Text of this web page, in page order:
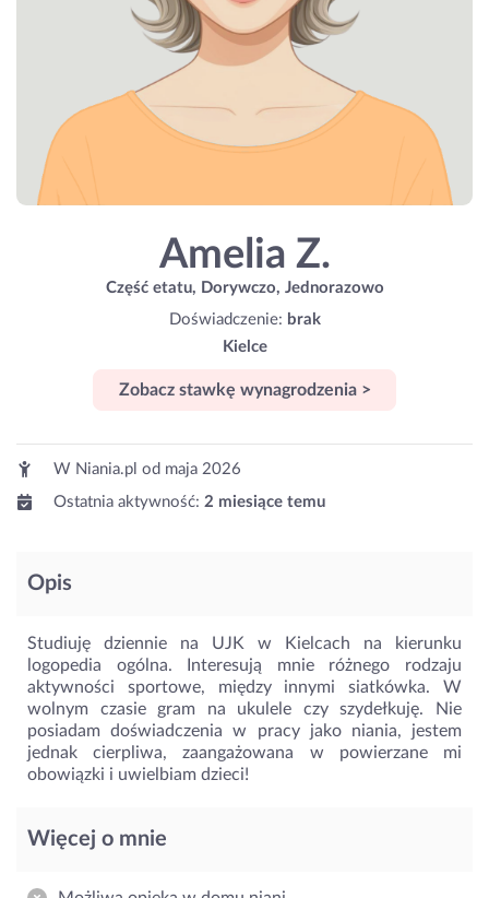
Amelia Z.
Część etatu, Dorywczo, Jednorazowo
Doświadczenie: brak
Kielce
Zobacz stawkę wynagrodzenia >
W Niania.pl od maja 2026
Ostatnia aktywność: 2 miesiące temu
Opis
Studiuję dziennie na UJK w Kielcach na kierunku
logopedia ogólna. Interesują mnie różnego rodzaju
aktywności sportowe, między innymi siatkówka. W
wolnym czasie gram na ukulele czy szydełkuję. Nie
posiadam doświadczenia w pracy jako niania, jestem
jednak cierpliwa, zaangażowana w powierzane mi
obowiązki i uwielbiam dzieci!
Więcej o mnie